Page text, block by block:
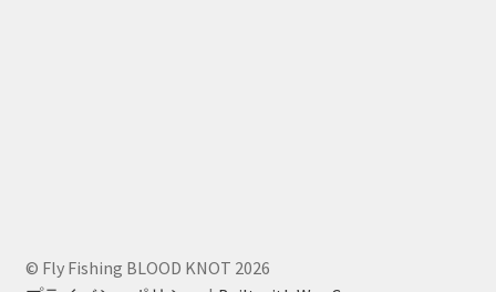
© Fly Fishing BLOOD KNOT 2026